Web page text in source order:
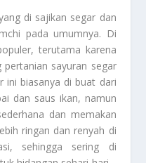
di sajikan segar dan
pada umumnya. Di
terutama karena
sayuran segar
ini biasanya di buat dari
dan saus ikan, namun
dan memakan
ringan dan renyah di
sehingga sering di